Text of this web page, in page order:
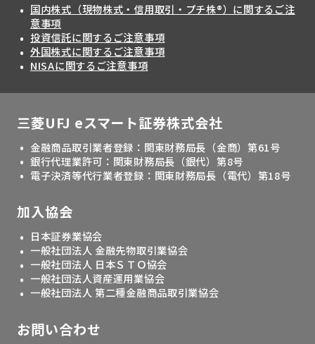
国内株式（現物株式・信用取引・プチ株®）に関するご注
意事項
投資信託に関するご注意事項
外国株式に関するご注意事項
NISAに関するご注意事項
三菱UFJ eスマート証券株式会社
金融商品取引業者登録：関東財務局長（金商）第61号
銀行代理業許可：関東財務局長（銀代）第8号
電子決済等代行業者登録：関東財務局長（電代）第18号
加入協会
日本証券業協会
一般社団法人 金融先物取引業協会
一般社団法人 日本ＳＴＯ協会
一般社団法人資産運用業協会
一般社団法人 第二種金融商品取引業協会
お問い合わせ